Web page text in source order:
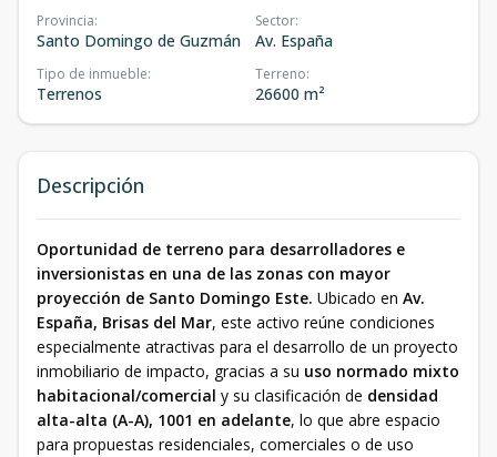
Provincia:
Santo Domingo de Guzmán
Sector:
Av. España
Tipo de inmueble:
Terrenos
Terreno:
26600 m²
Descripción
Oportunidad de terreno para desarrolladores e
inversionistas en una de las zonas con mayor
proyección de Santo Domingo Este. Ubicado en Av.
España, Brisas del Mar, este activo reúne condiciones
especialmente atractivas para el desarrollo de un proyecto
inmobiliario de impacto, gracias a su uso normado mixto
habitacional/comercial y su clasificación de densidad
alta-alta (A-A), 1001 en adelante, lo que abre espacio
para propuestas residenciales, comerciales o de uso